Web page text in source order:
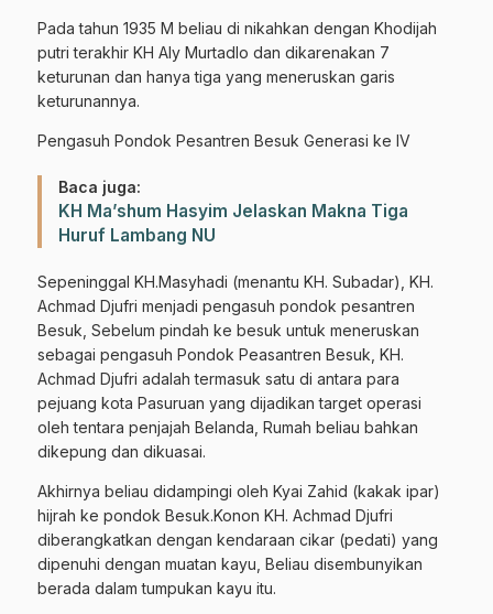
Pada tahun 1935 M beliau di nikahkan dengan Khodijah
putri terakhir KH Aly Murtadlo dan dikarenakan 7
keturunan dan hanya tiga yang meneruskan garis
keturunannya.
Pengasuh Pondok Pesantren Besuk Generasi ke IV
Baca juga:
KH Ma’shum Hasyim Jelaskan Makna Tiga
Huruf Lambang NU
Sepeninggal KH.Masyhadi (menantu KH. Subadar), KH.
Achmad Djufri menjadi pengasuh pondok pesantren
Besuk, Sebelum pindah ke besuk untuk meneruskan
sebagai pengasuh Pondok Peasantren Besuk, KH.
Achmad Djufri adalah termasuk satu di antara para
pejuang kota Pasuruan yang dijadikan target operasi
oleh tentara penjajah Belanda, Rumah beliau bahkan
dikepung dan dikuasai.
Akhirnya beliau didampingi oleh Kyai Zahid (kakak ipar)
hijrah ke pondok Besuk.Konon KH. Achmad Djufri
diberangkatkan dengan kendaraan cikar (pedati) yang
dipenuhi dengan muatan kayu, Beliau disembunyikan
berada dalam tumpukan kayu itu.